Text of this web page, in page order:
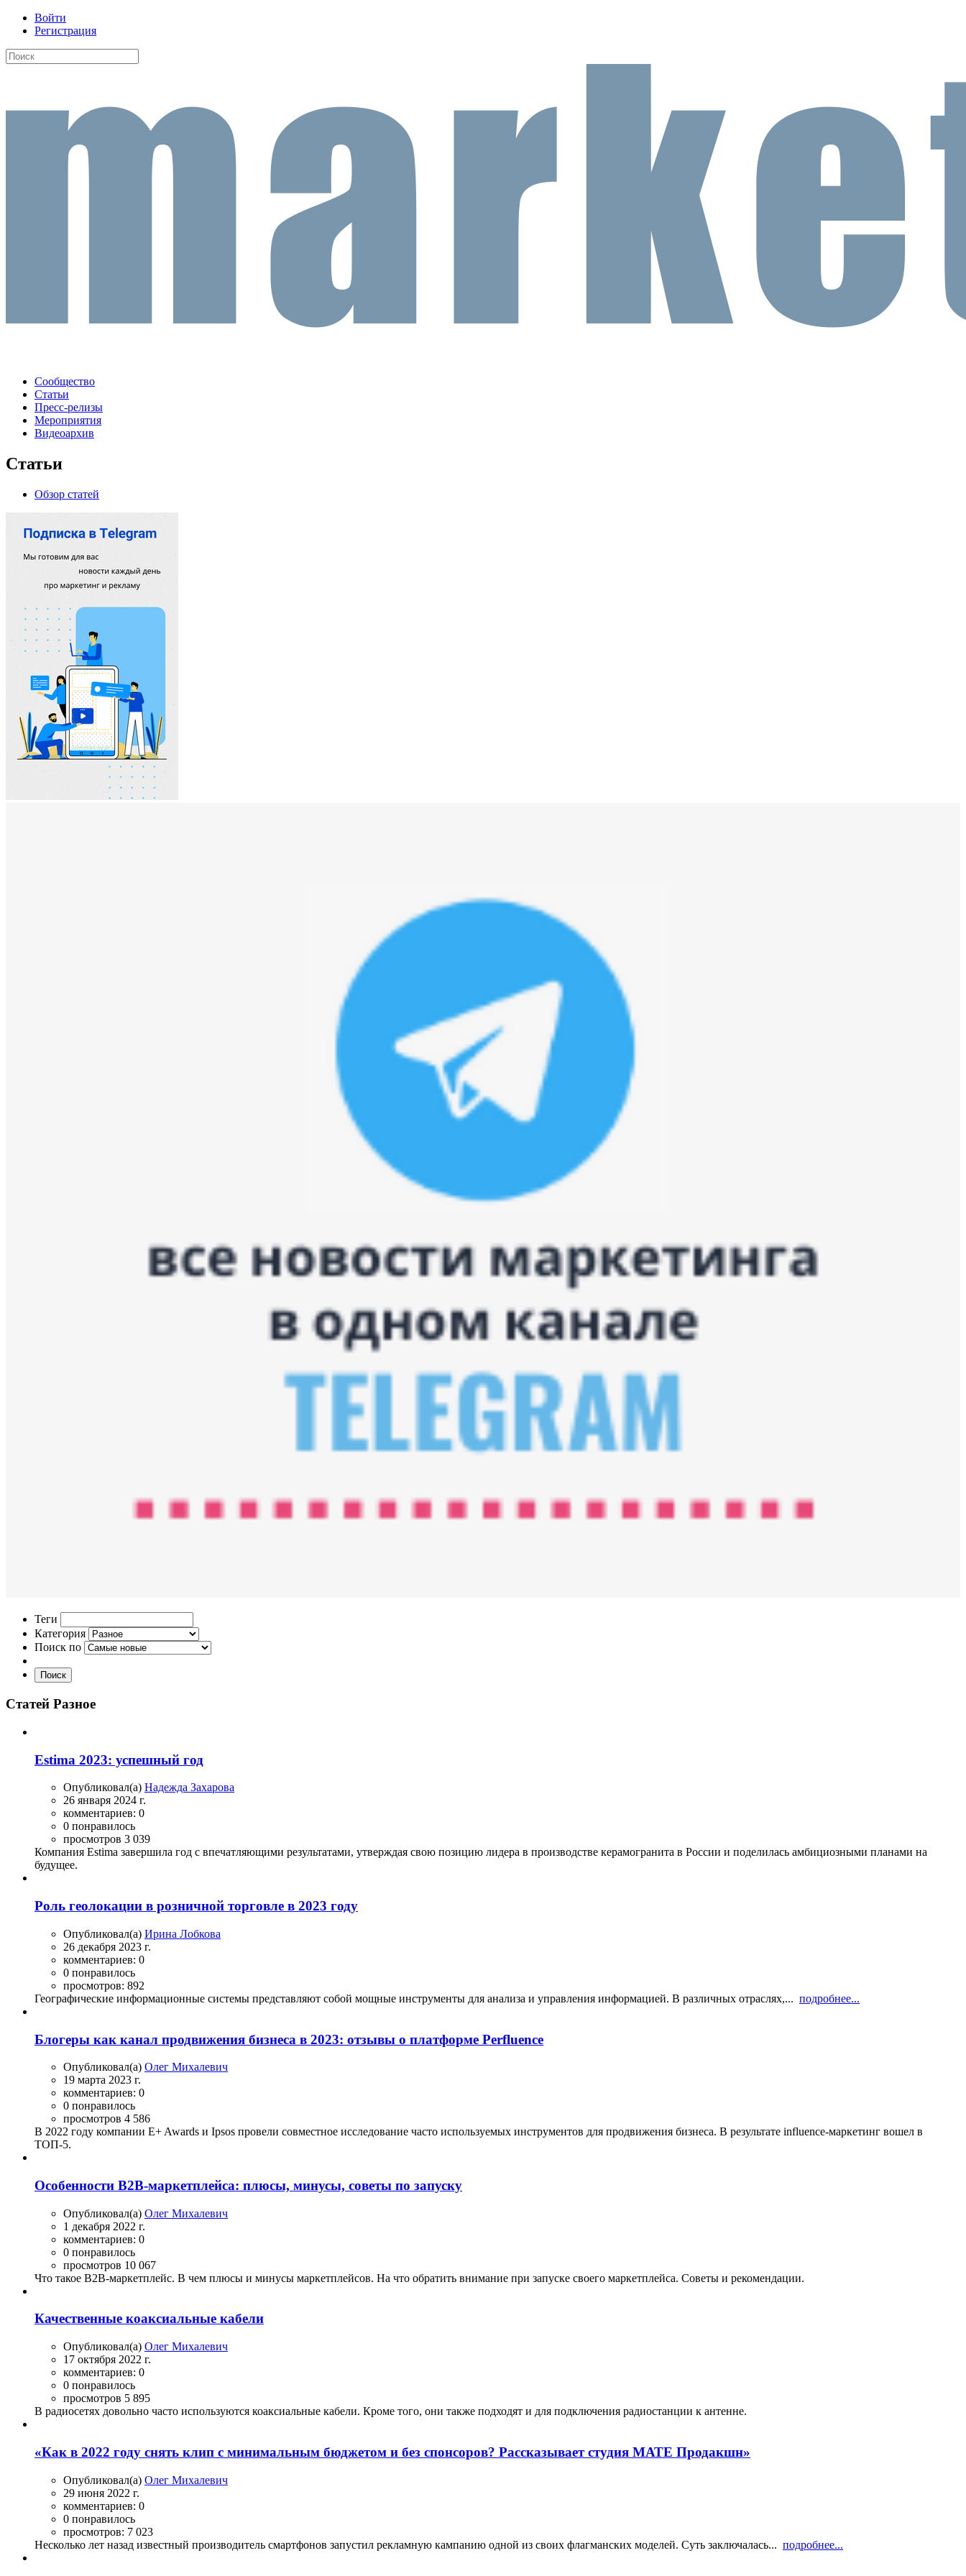
Войти
Регистрация
Сообщество
Статьи
Пресс-релизы
Мероприятия
Видеоархив
Статьи
Обзор статей
Теги
Категория
Поиск по
Поиск
Статей Разное
Estima 2023: успешный год
Опубликовал(а) Надежда Захарова
26 января 2024 г.
комментариев: 0
0 понравилось
просмотров 3 039
Компания Estima завершила год с впечатляющими результатами, утверждая свою позицию лидера в производстве керамогранита в России и поделилась амбициозными планами на
будущее.
Роль геолокации в розничной торговле в 2023 году
Опубликовал(а) Ирина Лобкова
26 декабря 2023 г.
комментариев: 0
0 понравилось
просмотров: 892
Географические информационные системы представляют собой мощные инструменты для анализа и управления информацией. В различных отраслях,... подробнее...
Блогеры как канал продвижения бизнеса в 2023: отзывы о платформе Perfluence
Опубликовал(а) Олег Михалевич
19 марта 2023 г.
комментариев: 0
0 понравилось
просмотров 4 586
В 2022 году компании E+ Awards и Ipsos провели совместное исследование часто используемых инструментов для продвижения бизнеса. В результате influence-маркетинг вошел в
ТОП-5.
Особенности B2B-маркетплейса: плюсы, минусы, советы по запуску
Опубликовал(а) Олег Михалевич
1 декабря 2022 г.
комментариев: 0
0 понравилось
просмотров 10 067
Что такое B2B-маркетплейс. В чем плюсы и минусы маркетплейсов. На что обратить внимание при запуске своего маркетплейса. Советы и рекомендации.
Качественные коаксиальные кабели
Опубликовал(а) Олег Михалевич
17 октября 2022 г.
комментариев: 0
0 понравилось
просмотров 5 895
В радиосетях довольно часто используются коаксиальные кабели. Кроме того, они также подходят и для подключения радиостанции к антенне.
«Как в 2022 году снять клип с минимальным бюджетом и без спонсоров? Рассказывает студия МАТЕ Продакшн»
Опубликовал(а) Олег Михалевич
29 июня 2022 г.
комментариев: 0
0 понравилось
просмотров: 7 023
Несколько лет назад известный производитель смартфонов запустил рекламную кампанию одной из своих флагманских моделей. Суть заключалась... подробнее...